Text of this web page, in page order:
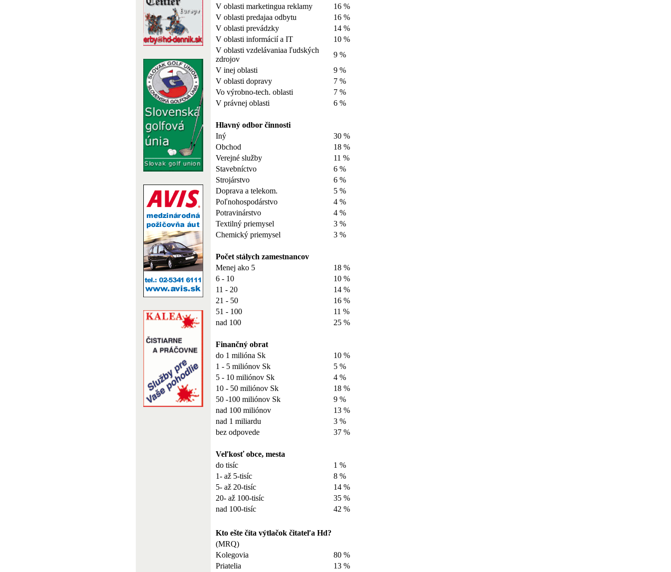
V oblasti marketingua reklamy
16 %
V oblasti predajaa odbytu
16 %
V oblasti prevádzky
14 %
V oblasti informácií a IT
10 %
V oblasti vzdelávaniaa ľudských
zdrojov
9 %
V inej oblasti
9 %
V oblasti dopravy
7 %
Vo výrobno-tech. oblasti
7 %
V právnej oblasti
6 %
Hlavný odbor činnosti
Iný
30 %
Obchod
18 %
Verejné služby
11 %
Stavebníctvo
6 %
Strojárstvo
6 %
Doprava a telekom.
5 %
Poľnohospodárstvo
4 %
Potravinárstvo
4 %
Textilný priemysel
3 %
Chemický priemysel
3 %
Počet stálych zamestnancov
Menej ako 5
18 %
6 - 10
10 %
11 - 20
14 %
21 - 50
16 %
51 - 100
11 %
nad 100
25 %
Finančný obrat
do 1 milióna Sk
10 %
1 - 5 miliónov Sk
5 %
5 - 10 miliónov Sk
4 %
10 - 50 miliónov Sk
18 %
50 -100 miliónov Sk
9 %
nad 100 miliónov
13 %
nad 1 miliardu
3 %
bez odpovede
37 %
Veľkosť obce, mesta
do tisíc
1 %
1- až 5-tisíc
8 %
5- až 20-tisíc
14 %
20- až 100-tisíc
35 %
nad 100-tisíc
42 %
Kto ešte číta výtlačok čitateľa Hd?
(MRQ)
Kolegovia
80 %
Priatelia
13 %